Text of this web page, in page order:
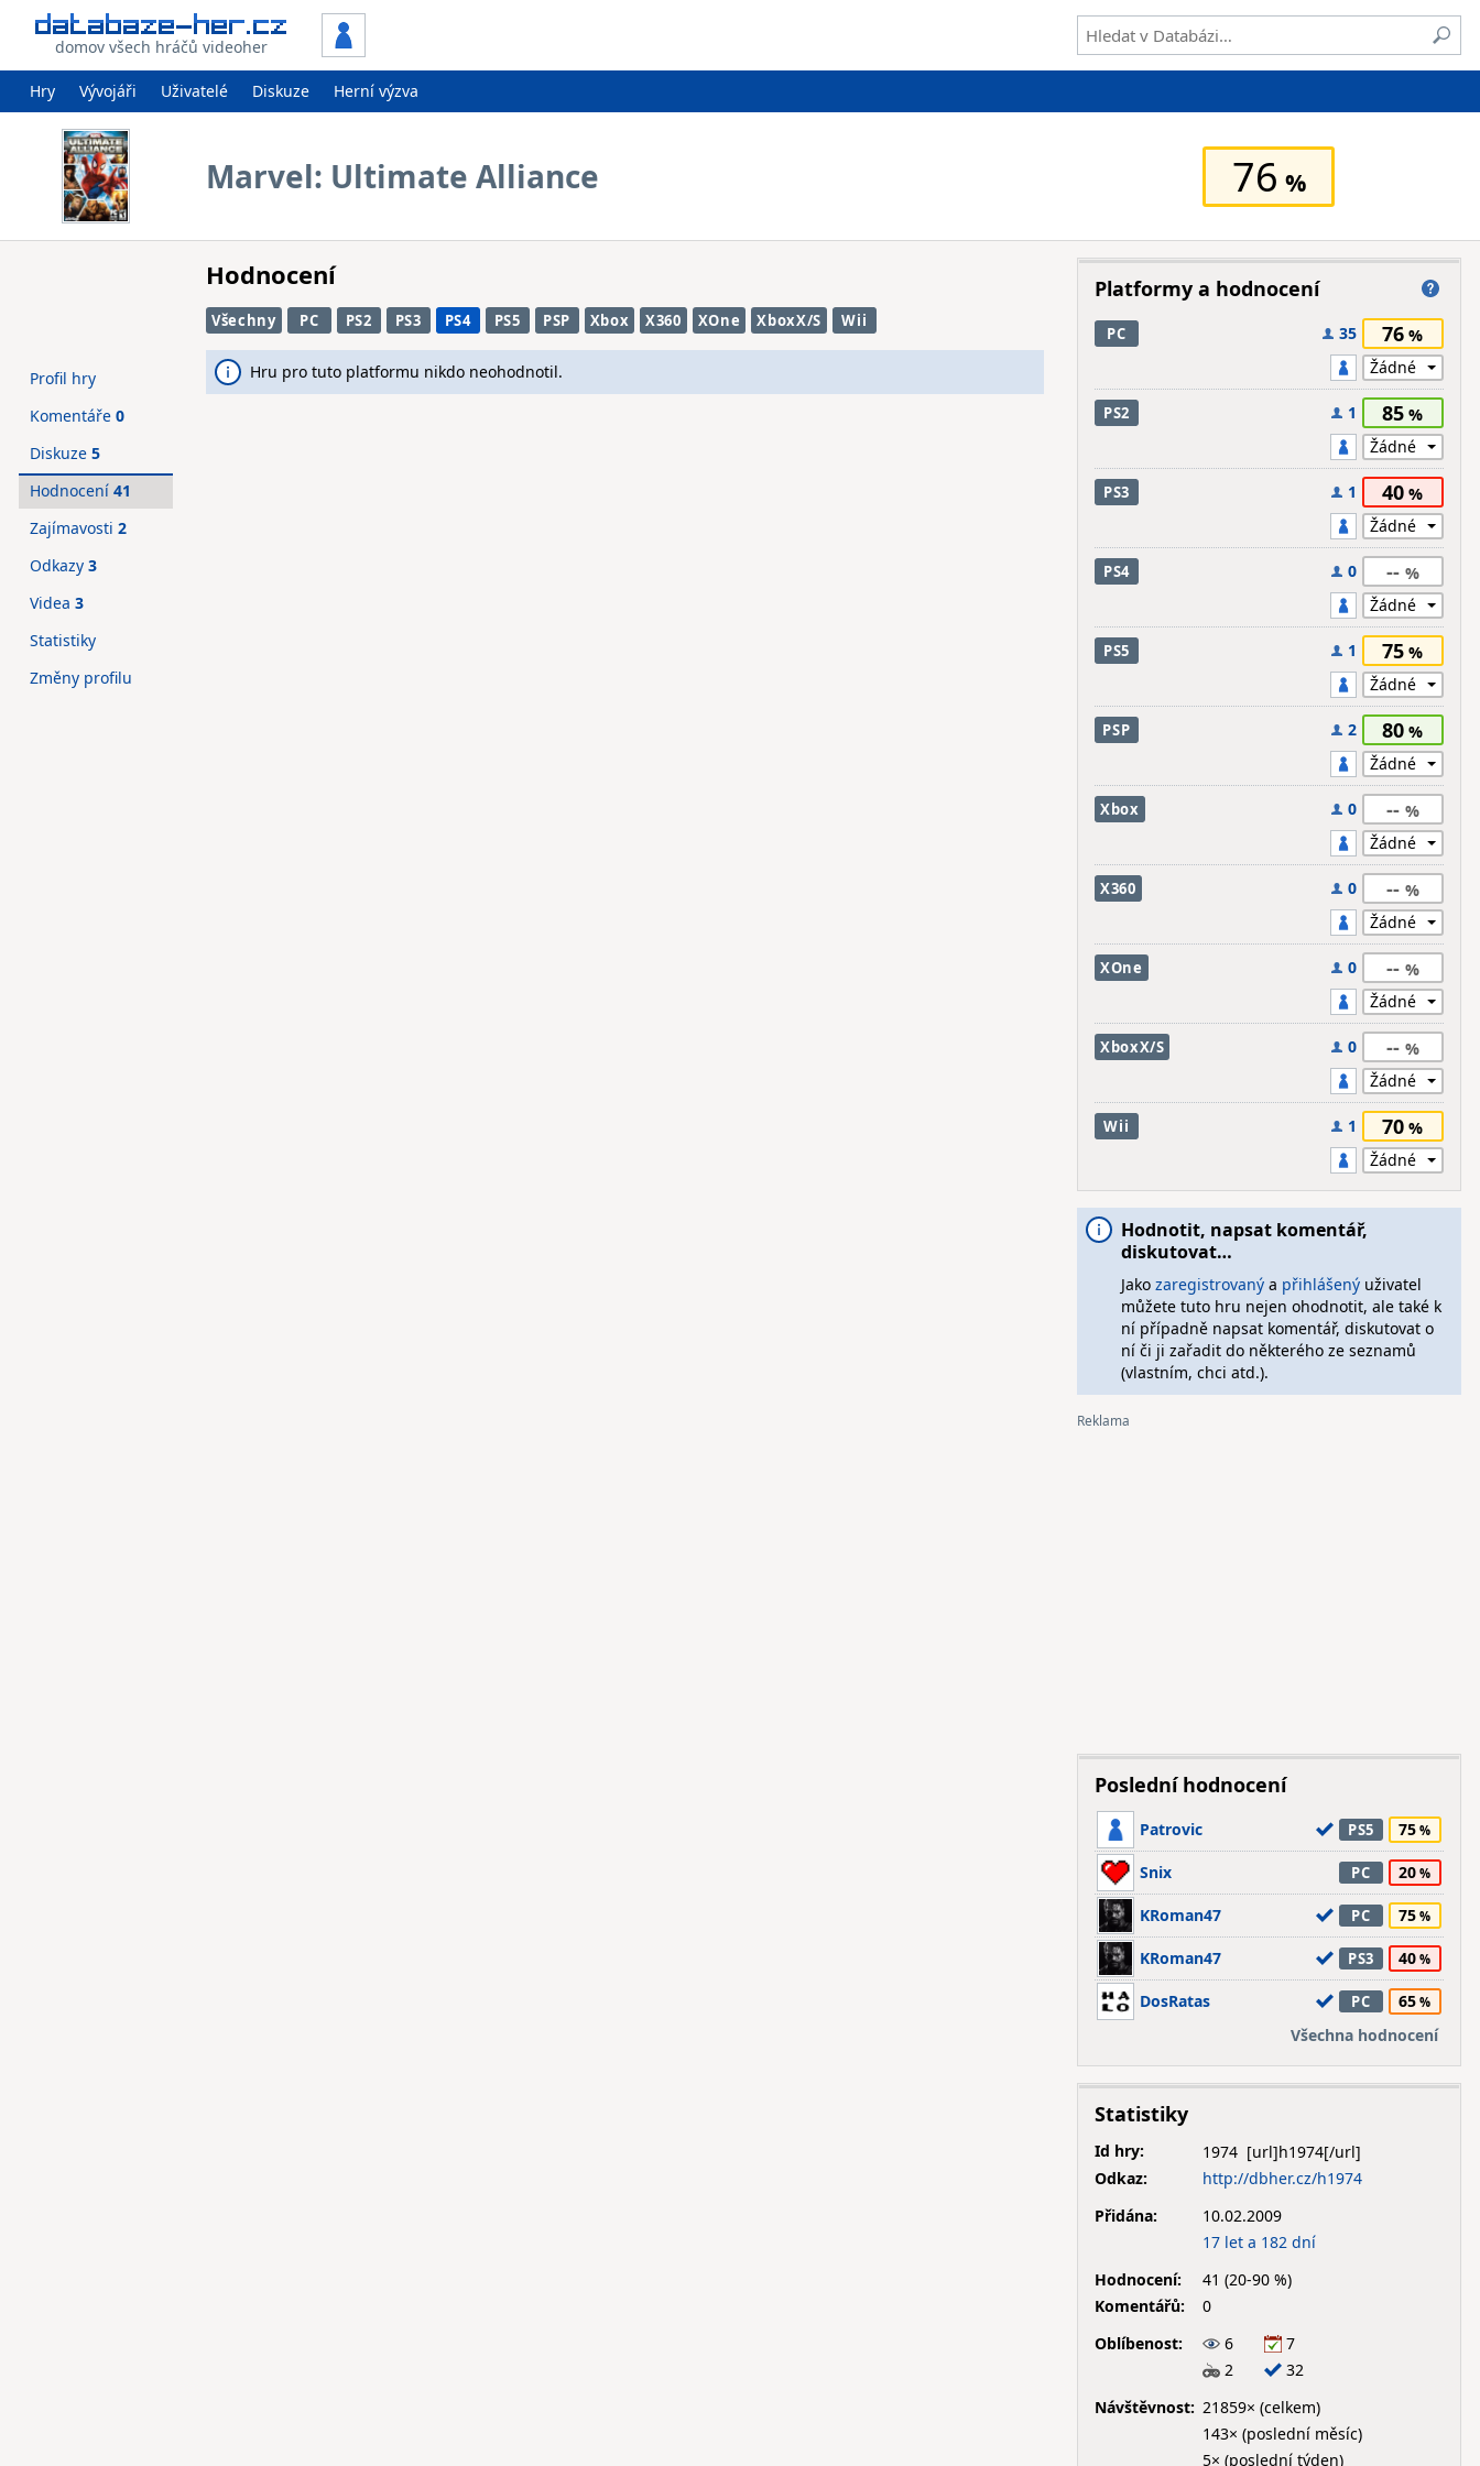
domov všech hráčů videoher
Hry Vývojáři Uživatelé Diskuze Herní výzva
Marvel: Ultimate Alliance 76
Hodnocení
Všechny PC PS2 PS3 PS4 PS5 PSP Xbox X360 XOne XboxX/S Wii
Hru pro tuto platformu nikdo neohodnotil.
Profil hry
Komentáře 0
Diskuze 5
Hodnocení 41
Zajímavosti 2
Odkazy 3
Videa 3
Statistiky
Změny profilu
Platformy a hodnocení
PC 35 76
PS2 1 85
PS3 1 40
PS4 0 --
PS5 1 75
PSP 2 80
Xbox 0 --
X360 0 --
XOne 0 --
XboxX/S 0 --
Wii 1 70
Hodnotit, napsat komentář,
diskutovat…
Jako zaregistrovanýa přihlášenýuživatel
můžete tuto hru nejen ohodnotit, ale také k
ní případně napsat komentář, diskutovat o
ní či ji zařadit do některého ze seznamů
(vlastním, chci atd.).
Poslední hodnocení
Patrovic PS5 75
Snix PC 20
KRoman47 PC 75
KRoman47 PS3 40
DosRatas PC
65
Všechna hodnocení
Statistiky
Id hry:
1974
Odkaz:
http://dbher.cz/h1974
Přidána:
10.02.2009
17 let a 182 dní
Hodnocení:
41 (20-90 %)
Komentářů:
0
Oblíbenost:
6
7
2
32
Návštěvnost: 21859× (celkem)
143× (poslední měsíc)
5× (poslední týden)